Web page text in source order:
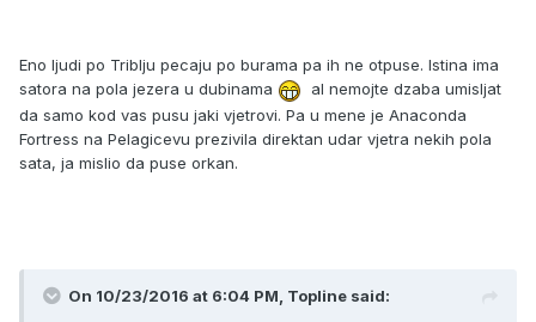
Eno ljudi po Triblju pecaju po burama pa ih ne otpuse. Istina ima
satora na pola jezera u dubinama
al nemojte dzaba umisljat
da samo kod vas pusu jaki vjetrovi. Pa u mene je Anaconda
Fortress na Pelagicevu prezivila direktan udar vjetra nekih pola
sata, ja mislio da puse orkan.
On 10/23/2016 at 6:04 PM, Topline said: